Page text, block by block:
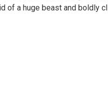
of a huge beast and boldly